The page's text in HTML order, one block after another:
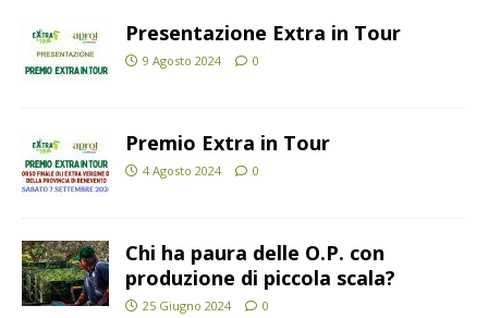
Presentazione Extra in Tour
9 Agosto 2024 0
Premio Extra in Tour
4 Agosto 2024 0
Chi ha paura delle O.P. con
produzione di piccola scala?
25 Giugno 2024 0